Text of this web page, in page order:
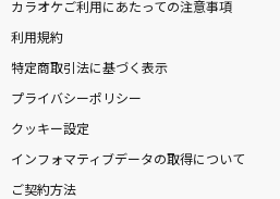
カラオケご利用にあたっての注意事項
利用規約
特定商取引法に基づく表示
プライバシーポリシー
クッキー設定
インフォマティブデータの取得について
ご契約方法